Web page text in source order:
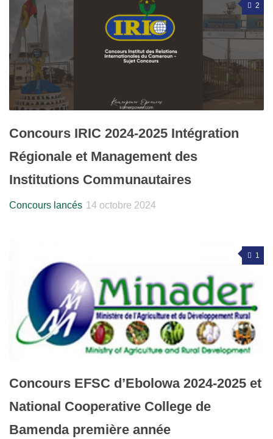
2
Concours IRIC 2024-2025 Intégration
Régionale et Management des
Institutions Communautaires
Concours lancés 14 octobre 2024
1
Concours EFSC d’Ebolowa 2024-2025 et
National Cooperative College de
Bamenda première année